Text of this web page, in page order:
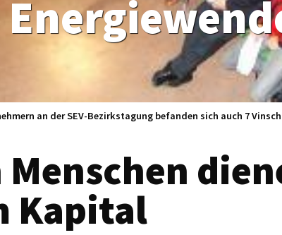
an der SEV-Bezirkstagung befanden sich auch 7
Menschen
Kapital